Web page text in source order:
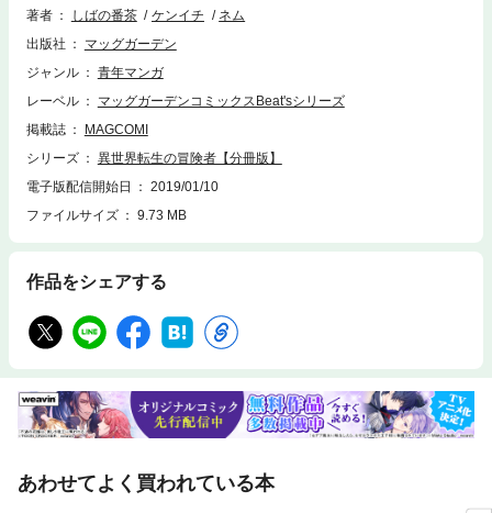
著者 しばの番茶 ケンイチ
ネム
出版社
マッグガーデン
ジャンル
青年マンガ
レーベル
マッグガーデンコミックスBeat'sシリーズ
掲載誌
MAGCOMI
シリーズ
異世界転生の冒険者【分冊版】
電子版配信開始日
2019/01/10
ファイルサイズ
9.73 MB
作品をシェアする
あわせてよく買われている本